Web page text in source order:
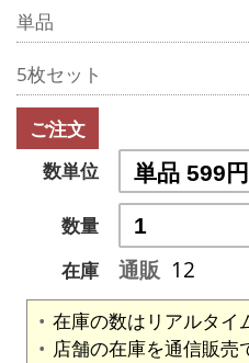
単品
5枚セット
ご注文
数単位
数量
在庫
通販 12
在庫の数はリアルタイ
店舗の在庫を通信販売